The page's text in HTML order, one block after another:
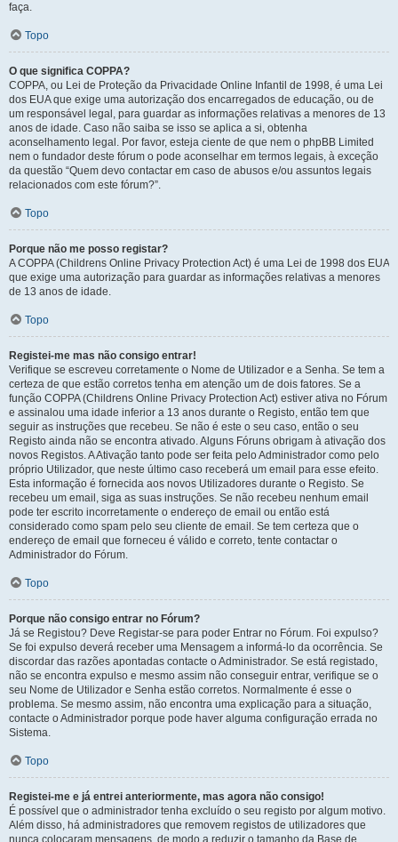
faça.
Topo
O que significa COPPA?
COPPA, ou Lei de Proteção da Privacidade Online Infantil de 1998, é uma Lei
dos EUA que exige uma autorização dos encarregados de educação, ou de
um responsável legal, para guardar as informações relativas a menores de 13
anos de idade. Caso não saiba se isso se aplica a si, obtenha
aconselhamento legal. Por favor, esteja ciente de que nem o phpBB Limited
nem o fundador deste fórum o pode aconselhar em termos legais, à exceção
da questão “Quem devo contactar em caso de abusos e/ou assuntos legais
relacionados com este fórum?”.
Topo
Porque não me posso registar?
A COPPA (Childrens Online Privacy Protection Act) é uma Lei de 1998 dos EUA
que exige uma autorização para guardar as informações relativas a menores
de 13 anos de idade.
Topo
Registei-me mas não consigo entrar!
Verifique se escreveu corretamente o Nome de Utilizador e a Senha. Se tem a
certeza de que estão corretos tenha em atenção um de dois fatores. Se a
função COPPA (Childrens Online Privacy Protection Act) estiver ativa no Fórum
e assinalou uma idade inferior a 13 anos durante o Registo, então tem que
seguir as instruções que recebeu. Se não é este o seu caso, então o seu
Registo ainda não se encontra ativado. Alguns Fóruns obrigam à ativação dos
novos Registos. A Ativação tanto pode ser feita pelo Administrador como pelo
próprio Utilizador, que neste último caso receberá um email para esse efeito.
Esta informação é fornecida aos novos Utilizadores durante o Registo. Se
recebeu um email, siga as suas instruções. Se não recebeu nenhum email
pode ter escrito incorretamente o endereço de email ou então está
considerado como spam pelo seu cliente de email. Se tem certeza que o
endereço de email que forneceu é válido e correto, tente contactar o
Administrador do Fórum.
Topo
Porque não consigo entrar no Fórum?
Já se Registou? Deve Registar-se para poder Entrar no Fórum. Foi expulso?
Se foi expulso deverá receber uma Mensagem a informá-lo da ocorrência. Se
discordar das razões apontadas contacte o Administrador. Se está registado,
não se encontra expulso e mesmo assim não conseguir entrar, verifique se o
seu Nome de Utilizador e Senha estão corretos. Normalmente é esse o
problema. Se mesmo assim, não encontra uma explicação para a situação,
contacte o Administrador porque pode haver alguma configuração errada no
Sistema.
Topo
Registei-me e já entrei anteriormente, mas agora não consigo!
É possível que o administrador tenha excluído o seu registo por algum motivo.
Além disso, há administradores que removem registos de utilizadores que
nunca colocaram mensagens, de modo a reduzir o tamanho da Base de